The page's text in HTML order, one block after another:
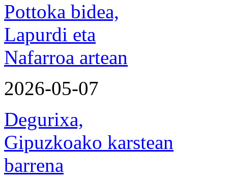
Pottoka bidea,
Lapurdi eta
Nafarroa artean
2026-05-07
Degurixa,
Gipuzkoako karstean
barrena